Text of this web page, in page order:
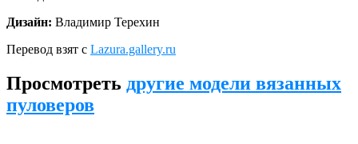
Дизайн: Владимир Терехин
Перевод взят с Lazura.gallery.ru
Просмотреть другие модели вязанных
пуловеров